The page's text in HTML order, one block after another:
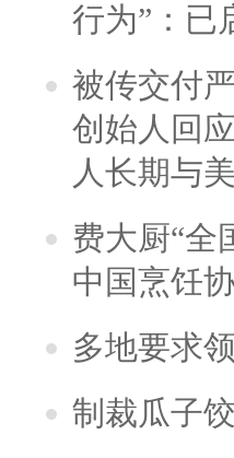
行为”：已
被传交付
创始人回
人长期与
费大厨“全
中国烹饪
多地要求
制裁瓜子